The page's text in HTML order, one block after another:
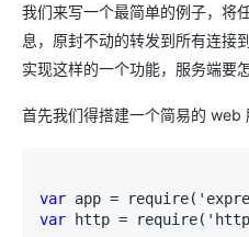
我们来写一个最简单的例子，将
息，原封不动的转发到所有连接
实现这样的一个功能，服务端要
首先我们得搭建一个简易的 web
var app =
var http =